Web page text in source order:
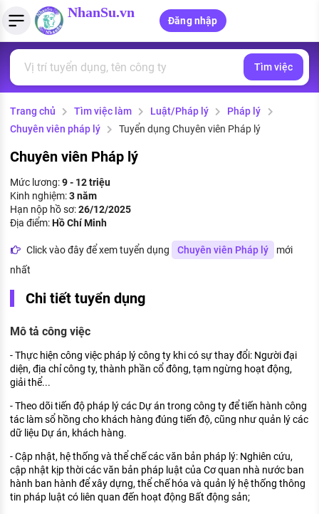
NhanSu.vn
Đăng nhập
Tìm việc làm
Việc làm ngành luật
Việc làm tốt nhất
CÔNG TY
Danh sách nhà tuyển dụng
Quản lý CV
Tải CV lên
MẪU CV THEO STYLE
Mẫu CV đơn giản
Mẫu CV hiện đại
Tính lương Gross - Net
Tính thuế thu nhập cá nhân
PHÁP LUẬT VIỆT NAM
Văn bản pháp luật
Chính sách mới
PHÁP LUẬT LAO ĐỘNG
Lao động và tiền lương
Bảo hiểm và phúc lợi
Thuế thu nhập
Chính sách lao động
KHÁM PHÁ NGHỀ NGHIỆP
Tử vi nghề nghiệp
Kỹ năng nghề nghiệp
HƯỚNG NGHIỆP VIỆC LÀM
Đặc trưng từng nghề
Xu hướng việc làm
XÂY DỰNG VÀ PHÁT TRIỂN ĐỘI NGŨ
NHÂN SỰ
Tìm việc
Trang chủ Tìm việc làm Luật/Pháp lý
Pháp lý
Chuyên viên pháp lý
Tuyển dụng Chuyên viên Pháp lý
Chuyên viên Pháp lý
Mức lương:9 - 12 triệu
Kinh nghiệm:3 năm
Hạn nộp hồ sơ:26/12/2025
Địa điểm:Hồ Chí Minh
Click vào đây để xem tuyển dụng Chuyên viên Pháp lý
mới
nhất
Chi tiết tuyển dụng
Mô tả công việc
- Thực hiện công việc pháp lý công ty khi có sự thay đổi: Người đại
diện, địa chỉ công ty, thành phần cổ đông, tạm ngừng hoạt động,
giải thể...
- Theo dõi tiến độ pháp lý các Dự án trong công ty để tiến hành công
tác làm sổ hồng cho khách hàng đúng tiến độ, cũng như quản lý các
dữ liệu Dự án, khách hàng.
- Cập nhật, hệ thống và thể chế các văn bản pháp lý: Nghiên cứu,
cập nhật kịp thời các văn bản pháp luật của Cơ quan nhà nước ban
hành ban hành để xây dựng, thể chế hóa và quản lý hệ thống thông
tin pháp luật có liên quan đến hoạt động Bất động sản;